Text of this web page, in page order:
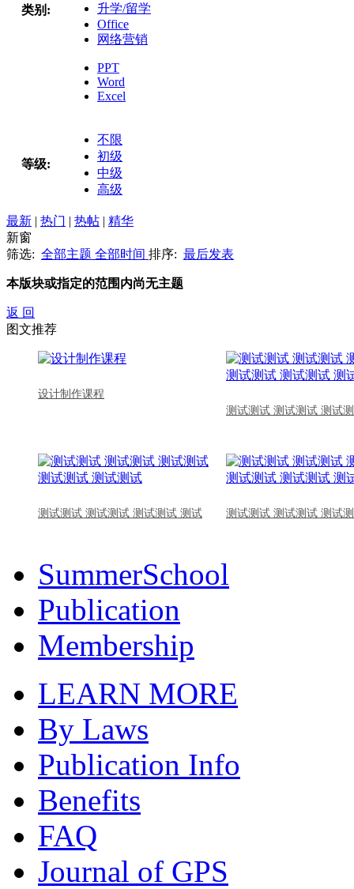
类别:
升学/留学
Office
网络营销
PPT
Word
Excel
等级:
不限
初级
中级
高级
最新 | 热门 | 热帖 | 精华
新窗
筛选: 全部主题 全部时间 排序: 最后发表
本版块或指定的范围内尚无主题
返 回
图文推荐
设计制作课程
测试测试 测试测试 测试
测试测试 测试测试 测试测试 测试 测试测试 测试测试 测试
SummerSchool
Publication
Membership
LEARN MORE
By Laws
Publication Info
Benefits
FAQ
Journal of GPS